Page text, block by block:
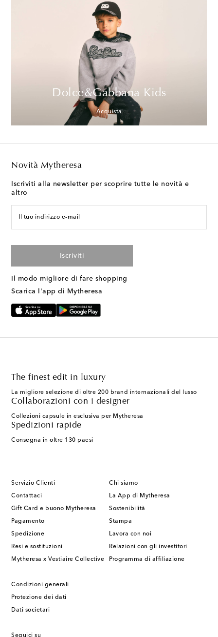
Dolce&Gabbana Kids
Acquista
Novità Mytheresa
Iscriviti alla newsletter per scoprire tutte le novità e
altro
Il tuo indirizzo e-mail
Iscriviti
Il modo migliore di fare shopping
Scarica l'app di Mytheresa
The finest edit in luxury
La migliore selezione di oltre 200 brand internazionali del lusso
Collaborazioni con i designer
Collezioni capsule in esclusiva per Mytheresa
Spedizioni rapide
Consegna in oltre 130 paesi
Servizio Clienti
Contattaci
Gift Card e buono Mytheresa
Pagamento
Spedizione
Resi e sostituzioni
Mytheresa x Vestiaire Collective
Chi siamo
La App di Mytheresa
Sostenibilità
Stampa
Lavora con noi
Relazioni con gli investitori
Programma di affiliazione
Condizioni generali
Protezione dei dati
Dati societari
Seguici su